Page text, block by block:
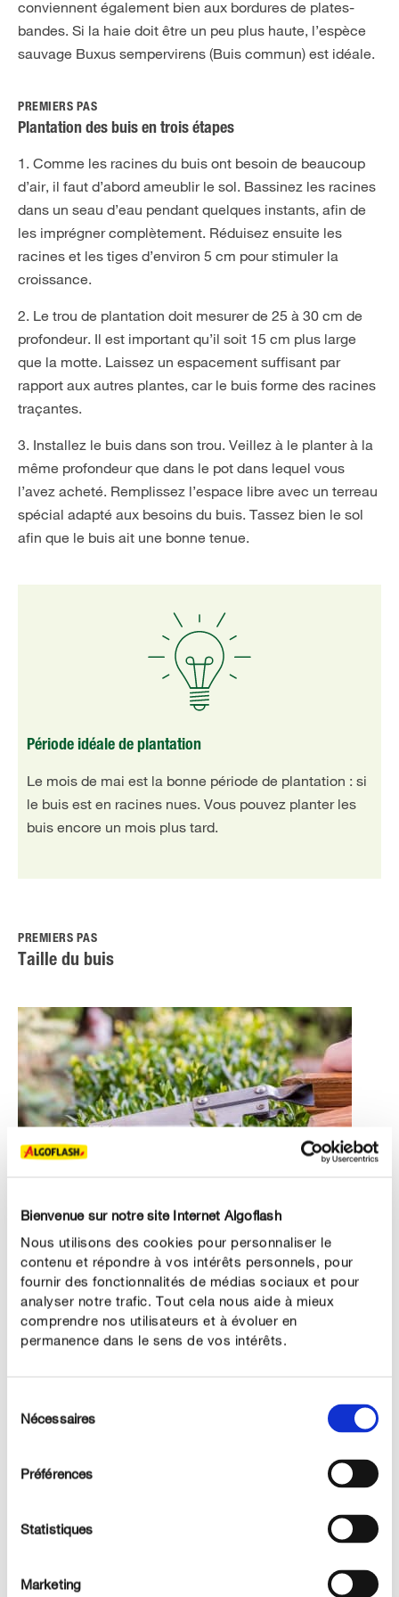
Bienvenue sur notre site Internet Algoflash
Nous utilisons des cookies pour personnaliser le
contenu et répondre à vos intérêts personnels, pour
fournir des fonctionnalités de médias sociaux et pour
analyser notre trafic. Tout cela nous aide à mieux
comprendre nos utilisateurs et à évoluer en
permanence dans le sens de vos intérêts.
duNécessaires
Préférences
Statistiques
Marketing
conviennent également bien aux bordures de plates-
bandes. Si la haie doit être un peu plus haute, l’espèce
sauvage Buxus sempervirens (Buis commun) est idéale.
PREMIERS PAS
Plantation des buis en trois étapes
1. Comme les racines du buis ont besoin de beaucoup
d’air, il faut d’abord ameublir le sol. Bassinez les racines
dans un seau d’eau pendant quelques instants, afin de
les imprégner complètement. Réduisez ensuite les
racines et les tiges d’environ 5 cm pour stimuler la
croissance.
2. Le trou de plantation doit mesurer de 25 à 30 cm de
profondeur. Il est important qu’il soit 15 cm plus large
que la motte. Laissez un espacement suffisant par
rapport aux autres plantes, car le buis forme des racines
traçantes.
3. Installez le buis dans son trou. Veillez à le planter à la
même profondeur que dans le pot dans lequel vous
l’avez acheté. Remplissez l’espace libre avec un terreau
spécial adapté aux besoins du buis. Tassez bien le sol
afin que le buis ait une bonne tenue.
Période idéale de plantation
Le mois de mai est la bonne période de plantation : si
le buis est en racines nues. Vous pouvez planter les
buis encore un mois plus tard.
PREMIERS PAS
Taille du buis
Quand et comment tailler le buis ?
Taillez de préférence votre buis pendant les deux
dernières semaines du mois d’août. À cette saison, les
anciennes. La taille doit être effectuée par temps
couvert. La raison : les petites feuilles de l’arbre seront
dessèchent par fort ensoleillement avec comme
inesthétique.
Certes, la plante forme de nouvelles tiges, cependant